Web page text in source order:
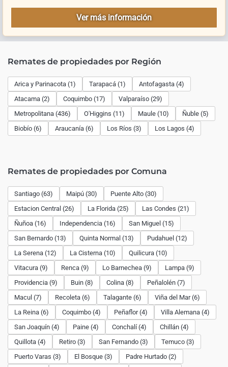
Ver más información
Remates de propiedades por Región
Arica y Parinacota (1) Tarapacá (1)
Antofagasta (4)
Atacama (2)
Coquimbo (17)
Valparaíso (29)
Metropolitana (436)
O'Higgins (11) Maule (10)
Ñuble (5)
Biobío (6)
Araucanía (6) Los Ríos (3) Los Lagos (4)
Remates de propiedades por Comuna
Santiago (63) Maipú (30)
Puente Alto (30)
Estacion Central (26)
La Florida (25)
Las Condes (21)
Ñuñoa (16)
Independencia (16)
San Miguel (15)
San Bernardo (13)
Quinta Normal (13)
Pudahuel (12)
La Serena (12)
La Cisterna (10)
Quilicura (10)
Vitacura (9)
Renca (9) Lo Barnechea (9)
Lampa (9)
Providencia (9)
Buin (8) Colina (8)
Peñalolén (7)
Macul (7)
Recoleta (6) Talagante (6)
Viña del Mar (6)
La Reina (6)
Coquimbo (4) Peñaflor (4)
Villa Alemana (4)
San Joaquín (4)
Paine (4) Conchalí (4)
Chillán (4)
Quillota (4)
Retiro (3) San Fernando (3)
Temuco (3)
Puerto Varas (3)
El Bosque (3)
Padre Hurtado (2)